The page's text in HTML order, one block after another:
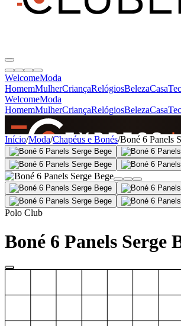
WelcomeModa
HomemMulherCriançaRelógiosBelezaCasa
WelcomeModa
HomemMulherCriançaRelógiosBelezaCasa
SINCE 2005
+de 36.000 reviews
Início/Moda/Chapéus e Bonés/Boné 6 Panels
Polo Club
Boné 6 Panels Serge